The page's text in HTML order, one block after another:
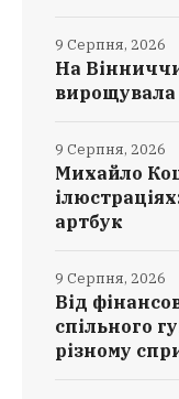
На
вирощувала
9 Серпня, 2026
Михайло
артбук
9 Серпня, 2026
Від
спільного
різному
9 Серпня, 2026